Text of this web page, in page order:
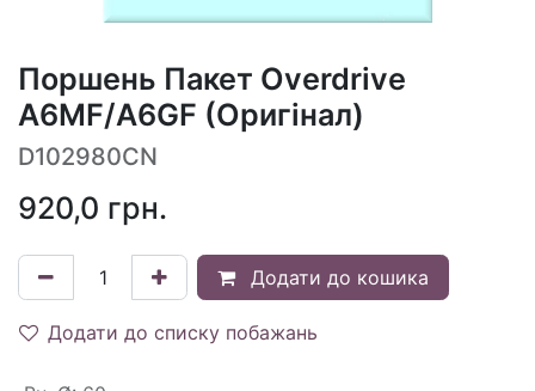
Поршень Пакет Overdrive
A6MF/A6GF (Оригінал)
D102980CN
920,0 грн.
Додати до кошика
Додати до списку побажань